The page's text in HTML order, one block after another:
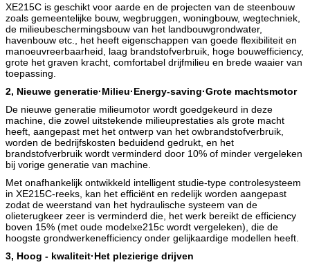
XE215C is geschikt voor aarde en de projecten van de steenbouw
zoals gemeentelijke bouw, wegbruggen, woningbouw, wegtechniek,
de milieubeschermingsbouw van het landbouwgrondwater,
havenbouw etc., het heeft eigenschappen van goede flexibiliteit en
manoeuvreerbaarheid, laag brandstofverbruik, hoge bouwefficiency,
grote het graven kracht, comfortabel drijfmilieu en brede waaier van
toepassing.
2, Nieuwe generatie·Milieu·Energy-saving·Grote machtsmotor
De nieuwe generatie milieumotor wordt goedgekeurd in deze
machine, die zowel uitstekende milieuprestaties als grote macht
heeft, aangepast met het ontwerp van het owbrandstofverbruik,
worden de bedrijfskosten beduidend gedrukt, en het
brandstofverbruik wordt verminderd door 10% of minder vergeleken
bij vorige generatie van machine.
Met onafhankelijk ontwikkeld intelligent studie-type controlesysteem
in XE215C-reeks, kan het efficiënt en redelijk worden aangepast
zodat de weerstand van het hydraulische systeem van de
olieterugkeer zeer is verminderd die, het werk bereikt de efficiency
boven 15% (met oude modelxe215c wordt vergeleken), die de
hoogste grondwerkenefficiency onder gelijkaardige modellen heeft.
3, Hoog - kwaliteit·Het plezierige drijven